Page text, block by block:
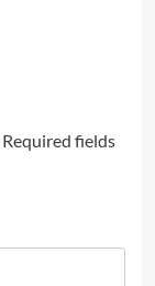
Required fields